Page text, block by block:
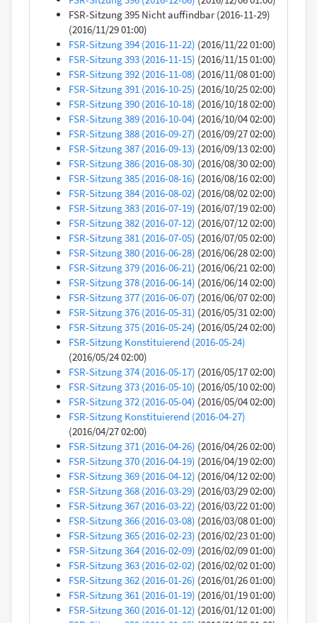
FSR-Sitzung 395 Nicht auffindbar (2016-11-29)
(2016/11/29 01:00)
FSR-Sitzung 394 (2016-11-22) (2016/11/22 01:00)
FSR-Sitzung 393 (2016-11-15) (2016/11/15 01:00)
FSR-Sitzung 392 (2016-11-08) (2016/11/08 01:00)
FSR-Sitzung 391 (2016-10-25) (2016/10/25 02:00)
FSR-Sitzung 390 (2016-10-18) (2016/10/18 02:00)
FSR-Sitzung 389 (2016-10-04) (2016/10/04 02:00)
FSR-Sitzung 388 (2016-09-27) (2016/09/27 02:00)
FSR-Sitzung 387 (2016-09-13) (2016/09/13 02:00)
FSR-Sitzung 386 (2016-08-30) (2016/08/30 02:00)
FSR-Sitzung 385 (2016-08-16) (2016/08/16 02:00)
FSR-Sitzung 384 (2016-08-02) (2016/08/02 02:00)
FSR-Sitzung 383 (2016-07-19) (2016/07/19 02:00)
FSR-Sitzung 382 (2016-07-12) (2016/07/12 02:00)
FSR-Sitzung 381 (2016-07-05) (2016/07/05 02:00)
FSR-Sitzung 380 (2016-06-28) (2016/06/28 02:00)
FSR-Sitzung 379 (2016-06-21) (2016/06/21 02:00)
FSR-Sitzung 378 (2016-06-14) (2016/06/14 02:00)
FSR-Sitzung 377 (2016-06-07) (2016/06/07 02:00)
FSR-Sitzung 376 (2016-05-31) (2016/05/31 02:00)
FSR-Sitzung 375 (2016-05-24) (2016/05/24 02:00)
FSR-Sitzung Konstituierend (2016-05-24)
(2016/05/24 02:00)
FSR-Sitzung 374 (2016-05-17) (2016/05/17 02:00)
FSR-Sitzung 373 (2016-05-10) (2016/05/10 02:00)
FSR-Sitzung 372 (2016-05-04) (2016/05/04 02:00)
FSR-Sitzung Konstituierend (2016-04-27)
(2016/04/27 02:00)
FSR-Sitzung 371 (2016-04-26) (2016/04/26 02:00)
FSR-Sitzung 370 (2016-04-19) (2016/04/19 02:00)
FSR-Sitzung 369 (2016-04-12) (2016/04/12 02:00)
FSR-Sitzung 368 (2016-03-29) (2016/03/29 02:00)
FSR-Sitzung 367 (2016-03-22) (2016/03/22 01:00)
FSR-Sitzung 366 (2016-03-08) (2016/03/08 01:00)
FSR-Sitzung 365 (2016-02-23) (2016/02/23 01:00)
FSR-Sitzung 364 (2016-02-09) (2016/02/09 01:00)
FSR-Sitzung 363 (2016-02-02) (2016/02/02 01:00)
FSR-Sitzung 362 (2016-01-26) (2016/01/26 01:00)
FSR-Sitzung 361 (2016-01-19) (2016/01/19 01:00)
FSR-Sitzung 360 (2016-01-12) (2016/01/12 01:00)